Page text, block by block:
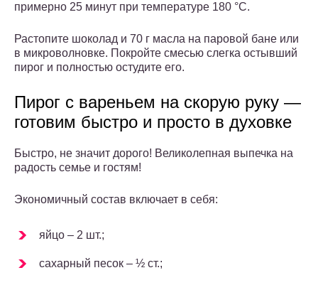
примерно 25 минут при температуре 180 °C.
Растопите шоколад и 70 г масла на паровой бане или
в микроволновке. Покройте смесью слегка остывший
пирог и полностью остудите его.
Пирог с вареньем на скорую руку —
готовим быстро и просто в духовке
Быстро, не значит дорого! Великолепная выпечка на
радость семье и гостям!
Экономичный состав включает в себя:
яйцо – 2 шт.;
сахарный песок – ½ ст.;